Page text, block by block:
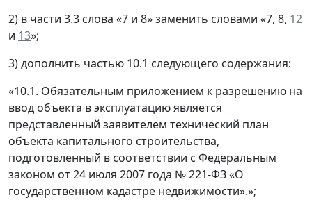
2) в части 3.3 слова «7 и 8» заменить словами «7, 8, 12
и 13»;
3) дополнить частью 10.1 следующего содержания:
«10.1. Обязательным приложением к разрешению на
ввод объекта в эксплуатацию является
представленный заявителем технический план
объекта капитального строительства,
подготовленный в соответствии с Федеральным
законом от 24 июля 2007 года № 221-ФЗ «О
государственном кадастре недвижимости».»;